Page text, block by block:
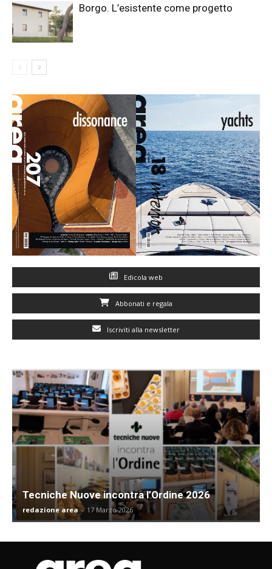
Borgo. L’esistente come progetto
Edicola web
Abbonati e regala
Iscriviti alla newsletter
Tecniche Nuove incontra l’Ordine 2026
redazione area - 17 Marzo 2026